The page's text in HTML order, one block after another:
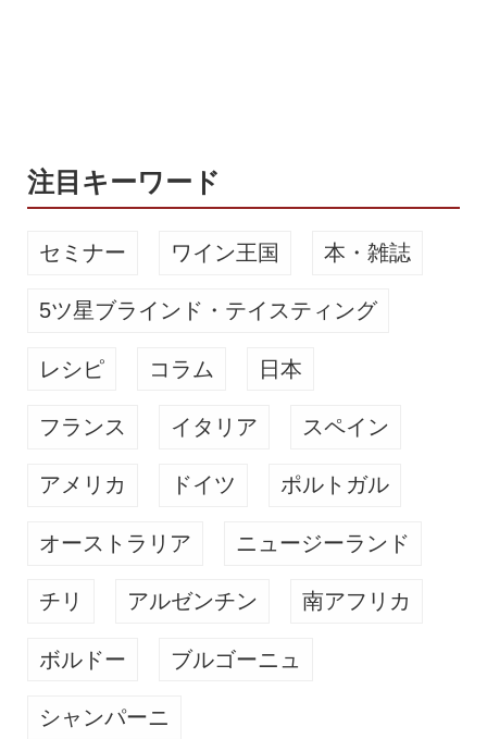
ルを...
注目キーワード
セミナー ワイン王国 本・雑誌
5ツ星ブラインド・テイスティング
レシピ コラム 日本
フランス イタリア スペイン
アメリカ ドイツ ポルトガル
オーストラリア ニュージーランド
チリ アルゼンチン 南アフリカ
ボルドー ブルゴーニュ
シャンパーニ